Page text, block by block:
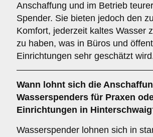
Anschaffung und im Betrieb
Spender. Sie bieten jedoch den
Komfort, jederzeit kaltes Wasser
zu haben, was in Büros und
Einrichtungen sehr geschätzt
Wann lohnt sich die
Wasserspenders für Praxen
Einrichtungen in
Wasserspender lohnen sich in